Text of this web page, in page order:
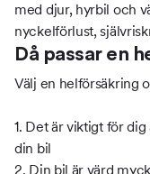
med djur, hyrbil och
nyckelförlust,
Då passar en
Välj en helförsäkring
1. Det är viktigt för
din bil
2. Din bil är värd